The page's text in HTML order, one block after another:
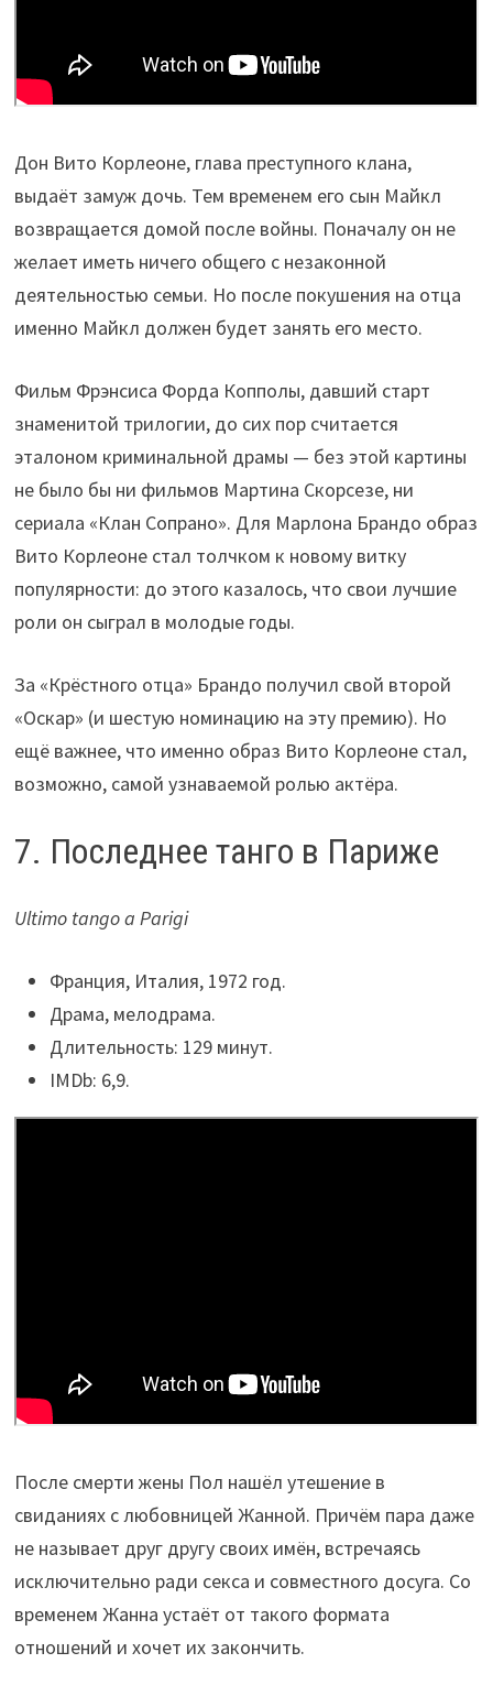
Дон Вито Корлеоне, глава преступного клана,
выдаёт замуж дочь. Тем временем его сын Майкл
возвращается домой после войны. Поначалу он не
желает иметь ничего общего с незаконной
деятельностью семьи. Но после покушения на отца
именно Майкл должен будет занять его место.
Фильм Фрэнсиса Форда Копполы, давший старт
знаменитой трилогии, до сих пор считается
эталоном криминальной драмы — без этой картины
не было бы ни фильмов Мартина Скорсезе, ни
сериала «Клан Сопрано». Для Марлона Брандо образ
Вито Корлеоне стал толчком к новому витку
популярности: до этого казалось, что свои лучшие
роли он сыграл в молодые годы.
За «Крёстного отца» Брандо получил свой второй
«Оскар» (и шестую номинацию на эту премию). Но
ещё важнее, что именно образ Вито Корлеоне стал,
возможно, самой узнаваемой ролью актёра.
7. Последнее танго в Париже
Ultimo tango a Parigi
Франция, Италия, 1972 год.
Драма, мелодрама.
Длительность: 129 минут.
IMDb: 6,9.
После смерти жены Пол нашёл утешение в
свиданиях с любовницей Жанной. Причём пара даже
не называет друг другу своих имён, встречаясь
исключительно ради секса и совместного досуга. Со
временем Жанна устаёт от такого формата
отношений и хочет их закончить.